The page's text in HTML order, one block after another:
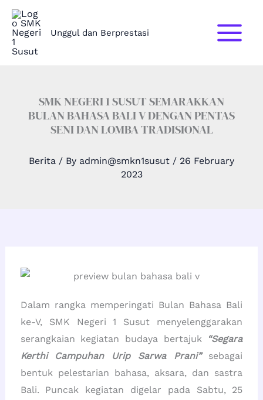
Skip
content
Unggul dan Berprestasi
SMK NEGERI 1 SUSUT SEMARAKKAN
BULAN BAHASA BALI V DENGAN PENTAS
SENI DAN LOMBA TRADISIONAL
Berita / By admin@smkn1susut / 26 February
2023
Dalam rangka memperingati Bulan Bahasa Bali
ke-V, SMK Negeri 1 Susut menyelenggarakan
serangkaian kegiatan budaya bertajuk “Segara
Kerthi Campuhan Urip Sarwa Prani”sebagai
bentuk pelestarian bahasa, aksara, dan sastra
Bali. Puncak kegiatan digelar pada Sabtu, 25